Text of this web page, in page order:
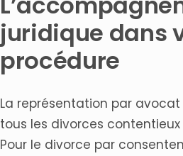
juridique dans
procédure
La représentation par
tous les divorces
Pour le divorce par